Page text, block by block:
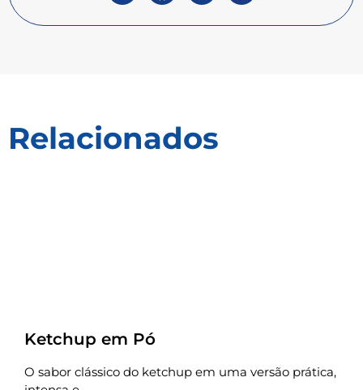
Relacionados
Ketchup em Pó
O sabor clássico do ketchup em uma versão prática,